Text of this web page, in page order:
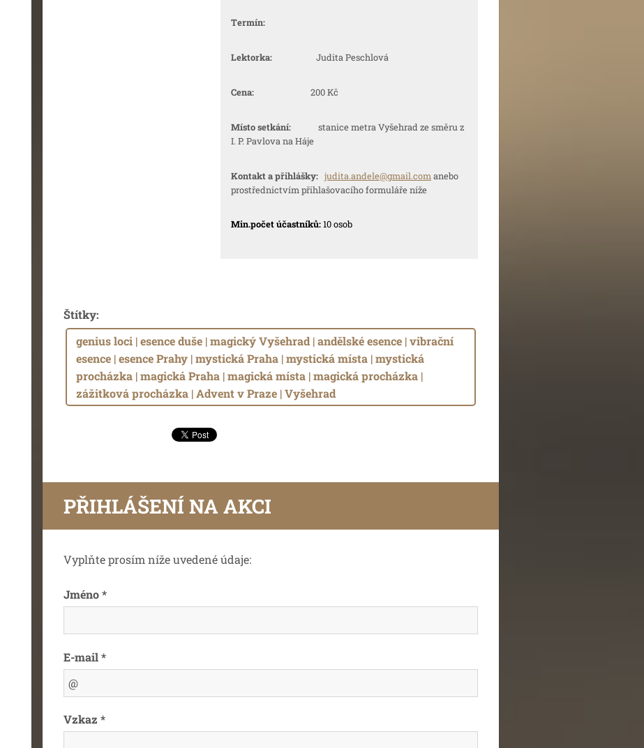
Termín:
Lektorka: Judita Peschlová
Cena: 200 Kč
Místo setkání: stanice metra Vyšehrad ze směru z
I. P. Pavlova na Háje
Kontakt a přihlášky: judita.andele@gmail.com anebo
prostřednictvím přihlašovacího formuláře níže
Min.počet účastníků:10 osob
Štítky:
genius loci | esence duše | magický Vyšehrad | andělské esence | vibrační
esence | esence Prahy | mystická Praha | mystická místa | mystická
procházka | magická Praha | magická místa | magická procházka |
zážitková procházka | Advent v Praze | Vyšehrad
PŘIHLÁŠENÍ NA AKCI
Vyplňte prosím níže uvedené údaje:
Jméno *
E-mail *
Vzkaz *